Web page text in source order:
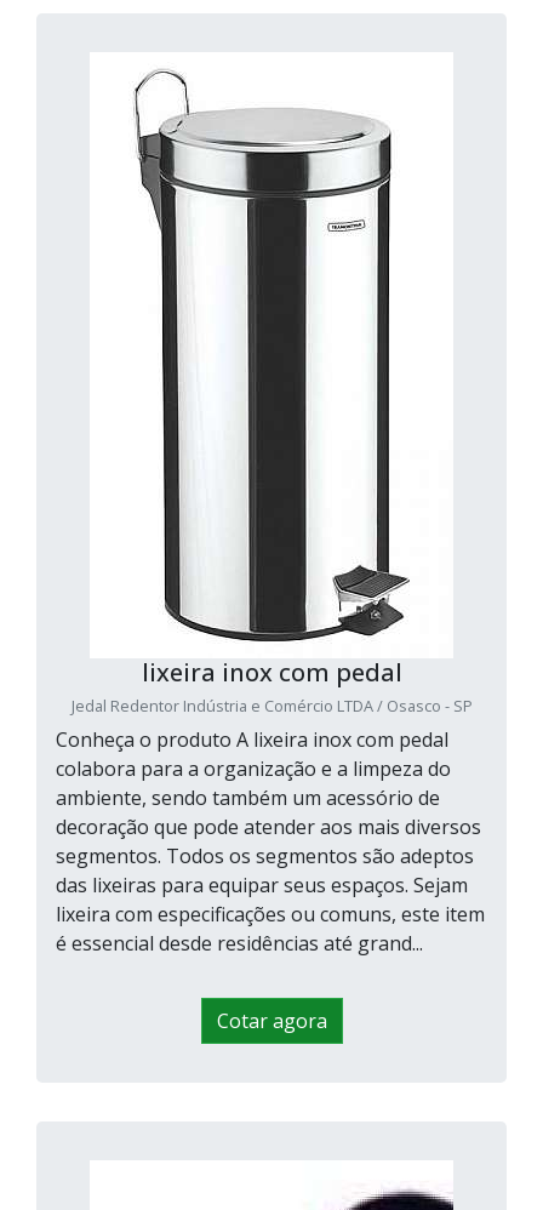
lixeira inox com pedal
Jedal Redentor Indústria e Comércio LTDA / Osasco - SP
Conheça o produto A lixeira inox com pedal
colabora para a organização e a limpeza do
ambiente, sendo também um acessório de
decoração que pode atender aos mais diversos
segmentos. Todos os segmentos são adeptos
das lixeiras para equipar seus espaços. Sejam
lixeira com especificações ou comuns, este item
é essencial desde residências até grand...
Cotar agora